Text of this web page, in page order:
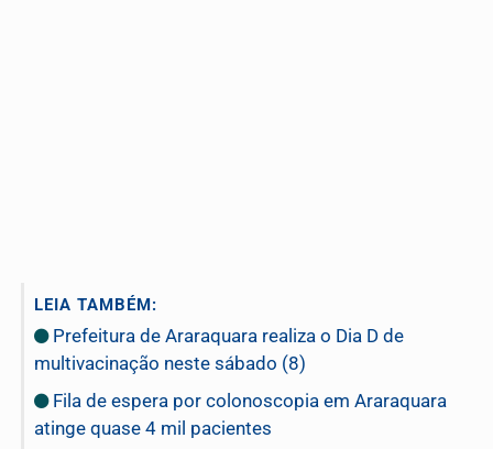
LEIA TAMBÉM:
Prefeitura de Araraquara realiza o Dia D de
multivacinação neste sábado (8)
Fila de espera por colonoscopia em Araraquara
atinge quase 4 mil pacientes